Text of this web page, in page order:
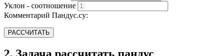
Уклон - соотношение
Комментарий Пандус.су:
РАССЧИТАТЬ
2. Задача рассчитать пандус